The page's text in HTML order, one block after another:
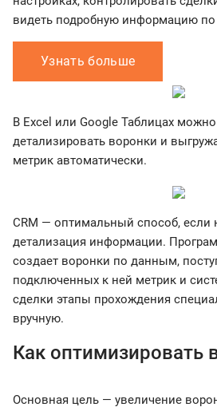
видеть подробную информацию
Узнать больше
В Excel или Google Таблицах
детализировать воронки и
метрик автоматически.
СRM — оптимальный способ, если
детализация информации.
создает воронки по данным,
подключенных к ней метрик и
сделки этапы прохождения
вручную.
Как оптимизировать
Основная цель — увеличение